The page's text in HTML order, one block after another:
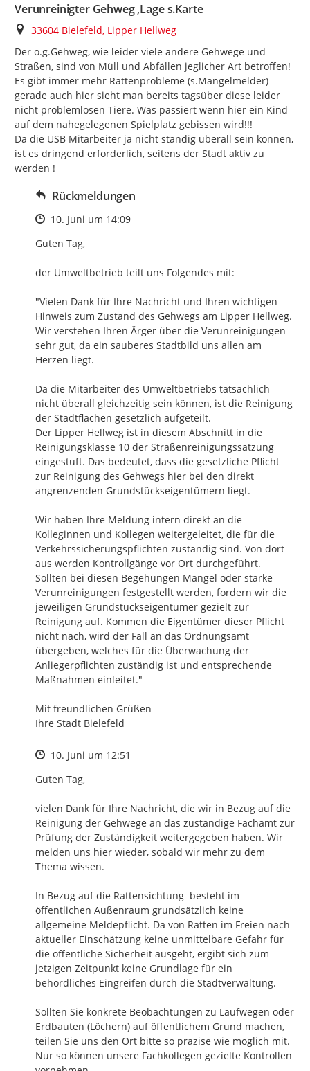
Verunreinigter Gehweg ‚Lage s.Karte
Ort
33604 Bielefeld, Lipper Hellweg
Der o.g.Gehweg, wie leider viele andere Gehwege und
Straßen, sind von Müll und Abfällen jeglicher Art betroffen!
Es gibt immer mehr Rattenprobleme (s.Mängelmelder)
gerade auch hier sieht man bereits tagsüber diese leider
nicht problemlosen Tiere. Was passiert wenn hier ein Kind
auf dem nahegelegenen Spielplatz gebissen wird!!!
Da die USB Mitarbeiter ja nicht ständig überall sein können,
ist es dringend erforderlich, seitens der Stadt aktiv zu
werden !
Rückmeldungen
Zeitpunkt des Erstellens
10. Juni um 14:09
Guten Tag,
der Umweltbetrieb teilt uns Folgendes mit:
"Vielen Dank für Ihre Nachricht und Ihren wichtigen
Hinweis zum Zustand des Gehwegs am Lipper Hellweg.
Wir verstehen Ihren Ärger über die Verunreinigungen
sehr gut, da ein sauberes Stadtbild uns allen am
Herzen liegt.
Da die Mitarbeiter des Umweltbetriebs tatsächlich
nicht überall gleichzeitig sein können, ist die Reinigung
der Stadtflächen gesetzlich aufgeteilt.
Der Lipper Hellweg ist in diesem Abschnitt in die
Reinigungsklasse 10 der Straßenreinigungssatzung
eingestuft. Das bedeutet, dass die gesetzliche Pflicht
zur Reinigung des Gehwegs hier bei den direkt
angrenzenden Grundstückseigentümern liegt.
Wir haben Ihre Meldung intern direkt an die
Kolleginnen und Kollegen weitergeleitet, die für die
Verkehrssicherungspflichten zuständig sind. Von dort
aus werden Kontrollgänge vor Ort durchgeführt.
Sollten bei diesen Begehungen Mängel oder starke
Verunreinigungen festgestellt werden, fordern wir die
jeweiligen Grundstückseigentümer gezielt zur
Reinigung auf. Kommen die Eigentümer dieser Pflicht
nicht nach, wird der Fall an das Ordnungsamt
übergeben, welches für die Überwachung der
Anliegerpflichten zuständig ist und entsprechende
Maßnahmen einleitet."
Mit freundlichen Grüßen
Ihre Stadt Bielefeld
Zeitpunkt des Erstellens
10. Juni um 12:51
Guten Tag,
vielen Dank für Ihre Nachricht, die wir in Bezug auf die
Reinigung der Gehwege an das zuständige Fachamt zur
Prüfung der Zuständigkeit weitergegeben haben. Wir
melden uns hier wieder, sobald wir mehr zu dem
Thema wissen.
In Bezug auf die Rattensichtung  besteht im
öffentlichen Außenraum grundsätzlich keine
allgemeine Meldepflicht. Da von Ratten im Freien nach
aktueller Einschätzung keine unmittelbare Gefahr für
die öffentliche Sicherheit ausgeht, ergibt sich zum
jetzigen Zeitpunkt keine Grundlage für ein
behördliches Eingreifen durch die Stadtverwaltung.
Sollten Sie konkrete Beobachtungen zu Laufwegen oder
Erdbauten (Löchern) auf öffentlichem Grund machen,
teilen Sie uns den Ort bitte so präzise wie möglich mit.
Nur so können unsere Fachkollegen gezielte Kontrollen